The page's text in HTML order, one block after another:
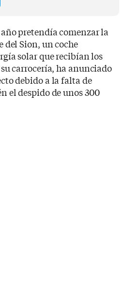
pretendía comenzar la
del Sion, un coche
solar que recibían los
carrocería, ha anunciado
debido a la falta de
el despido de unos 300